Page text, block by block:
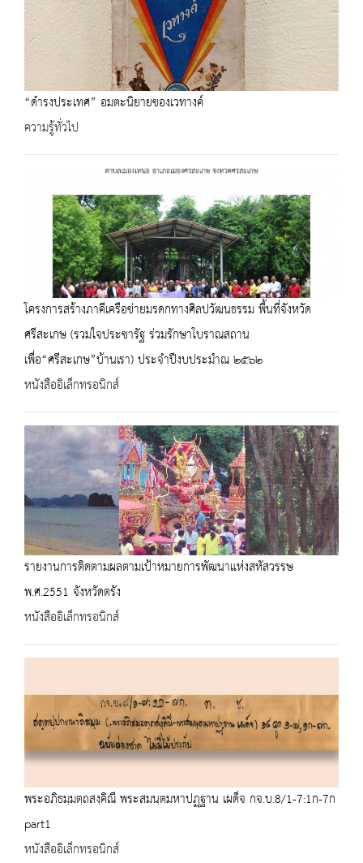
“ดำรงประเทศ” อมตะนิยายของเวทางค์
ความรู้ทั่วไป
โครงการสร้างภาคีเครือข่ายมรดกทางศิลปวัฒนธรรม พื้นที่จังหวัด
ศรีสะเกษ (รวมใจประชารัฐ ร่วมรักษาโบราณสถาน
เพื่อ“ศรีสะเกษ”บ้านเรา) ประจำปีงบประมำณ ๒๕๖๒
หนังสืออิเล็กทรอนิกส์
รายงานการติดตามผลตามเป้าหมายการพัฒนาแห่งสหัสวรรษ
พ.ศ.2551 จังหวัดตรัง
หนังสืออิเล็กทรอนิกส์
พระอภิธมฺมตฺถสงฺคิณี พระสมนฺตมหาปฏฺฐาน เผด็จ กจ.บ.8/1-7:1ก-7ก
part1
หนังสืออิเล็กทรอนิกส์